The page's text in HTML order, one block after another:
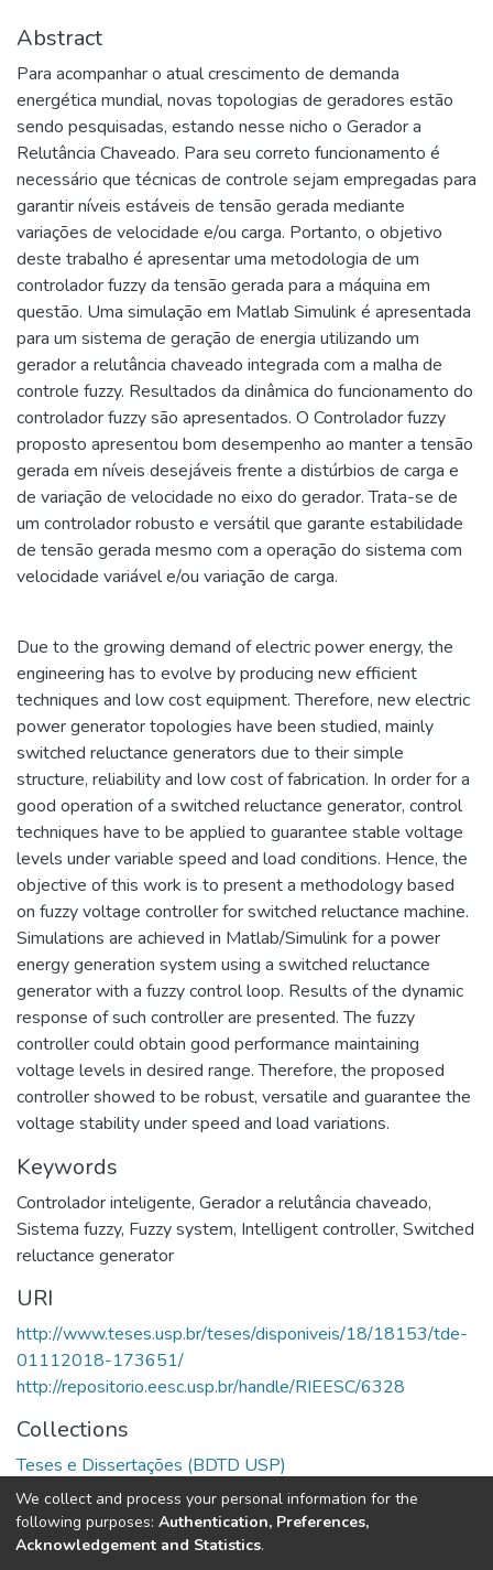
Abstract
Para acompanhar o atual crescimento de demanda
energética mundial, novas topologias de geradores estão
sendo pesquisadas, estando nesse nicho o Gerador a
Relutância Chaveado. Para seu correto funcionamento é
necessário que técnicas de controle sejam empregadas para
garantir níveis estáveis de tensão gerada mediante
variações de velocidade e/ou carga. Portanto, o objetivo
deste trabalho é apresentar uma metodologia de um
controlador fuzzy da tensão gerada para a máquina em
questão. Uma simulação em Matlab Simulink é apresentada
para um sistema de geração de energia utilizando um
gerador a relutância chaveado integrada com a malha de
controle fuzzy. Resultados da dinâmica do funcionamento do
controlador fuzzy são apresentados. O Controlador fuzzy
proposto apresentou bom desempenho ao manter a tensão
gerada em níveis desejáveis frente a distúrbios de carga e
de variação de velocidade no eixo do gerador. Trata-se de
um controlador robusto e versátil que garante estabilidade
de tensão gerada mesmo com a operação do sistema com
velocidade variável e/ou variação de carga.
Due to the growing demand of electric power energy, the
engineering has to evolve by producing new efficient
techniques and low cost equipment. Therefore, new electric
power generator topologies have been studied, mainly
switched reluctance generators due to their simple
structure, reliability and low cost of fabrication. In order for a
good operation of a switched reluctance generator, control
techniques have to be applied to guarantee stable voltage
levels under variable speed and load conditions. Hence, the
objective of this work is to present a methodology based
on fuzzy voltage controller for switched reluctance machine.
Simulations are achieved in Matlab/Simulink for a power
energy generation system using a switched reluctance
generator with a fuzzy control loop. Results of the dynamic
response of such controller are presented. The fuzzy
controller could obtain good performance maintaining
voltage levels in desired range. Therefore, the proposed
controller showed to be robust, versatile and guarantee the
voltage stability under speed and load variations.
Keywords
Controlador inteligente, Gerador a relutância chaveado,
Sistema fuzzy, Fuzzy system, Intelligent controller, Switched
reluctance generator
URI
http://www.teses.usp.br/teses/disponiveis/18/18153/tde-
01112018-173651/
http://repositorio.eesc.usp.br/handle/RIEESC/6328
Collections
Teses e Dissertações (BDTD USP)
Full item page
We collect and process your personal information for the
following purposes: Authentication, Preferences,
Acknowledgement and Statistics.